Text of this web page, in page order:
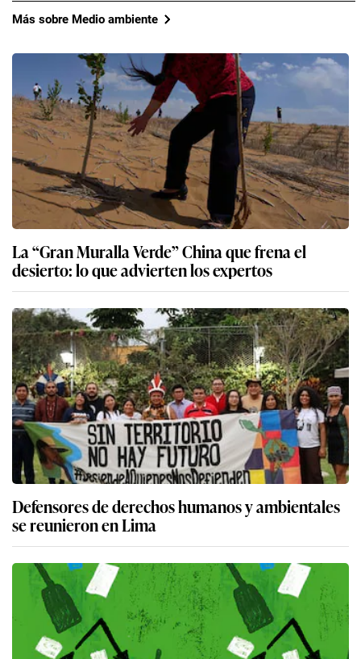
Más sobre Medio ambiente
La “Gran Muralla Verde” China que frena el
desierto: lo que advierten los expertos
Defensores de derechos humanos y ambientales
se reunieron en Lima